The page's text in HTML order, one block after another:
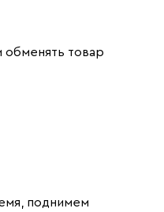
обменять товар
поднимем